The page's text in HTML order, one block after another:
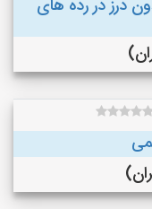
درز در رده های